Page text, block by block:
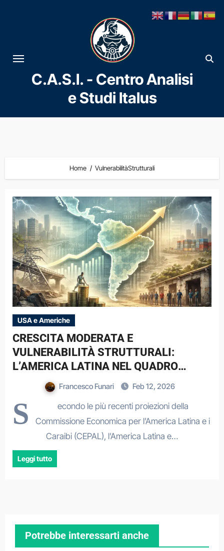
al
contenuto
C.A.S.I. - Centro Analisi
e Studi Italus
Home VulnerabilitàStrutturali
USA e Americhe
CRESCITA MODERATA E
VULNERABILITÀ STRUTTURALI:
L’AMERICA LATINA NEL QUADRO
CEPAL (2025–2026)
Francesco Funari Feb 12, 2026
S
econdo le più recenti proiezioni della
Commissione Economica per l’America Latina e i
Caraibi (CEPAL), l’America Latina e…
Leggi tutto
Potrebbe interessarti anche